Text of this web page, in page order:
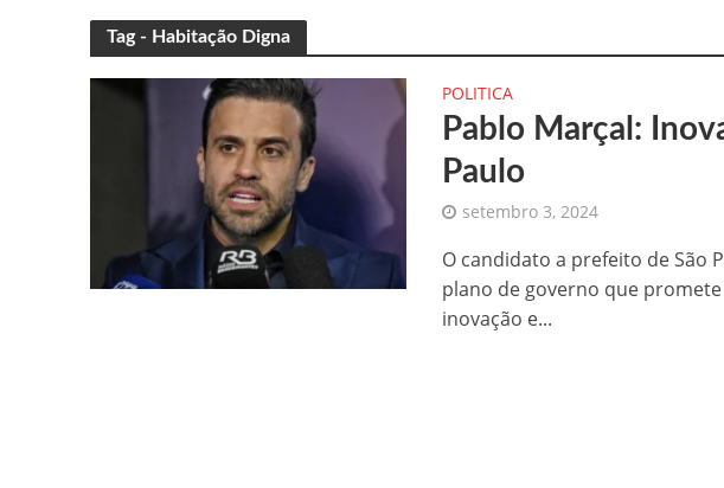
Tag - Habitação Digna
POLITICA
Pablo Marçal:
Paulo
setembro 3, 2024
O candidato a prefeito de São
plano de governo que
inovação e...